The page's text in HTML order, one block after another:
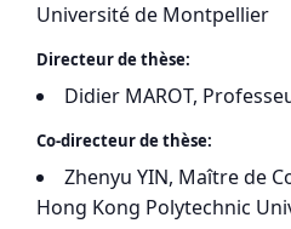
Université de Montpellier
Directeur de thèse:
Didier MAROT,
Co-directeur de thèse:
Zhenyu YIN, Maître de
Hong Kong Polytechnic